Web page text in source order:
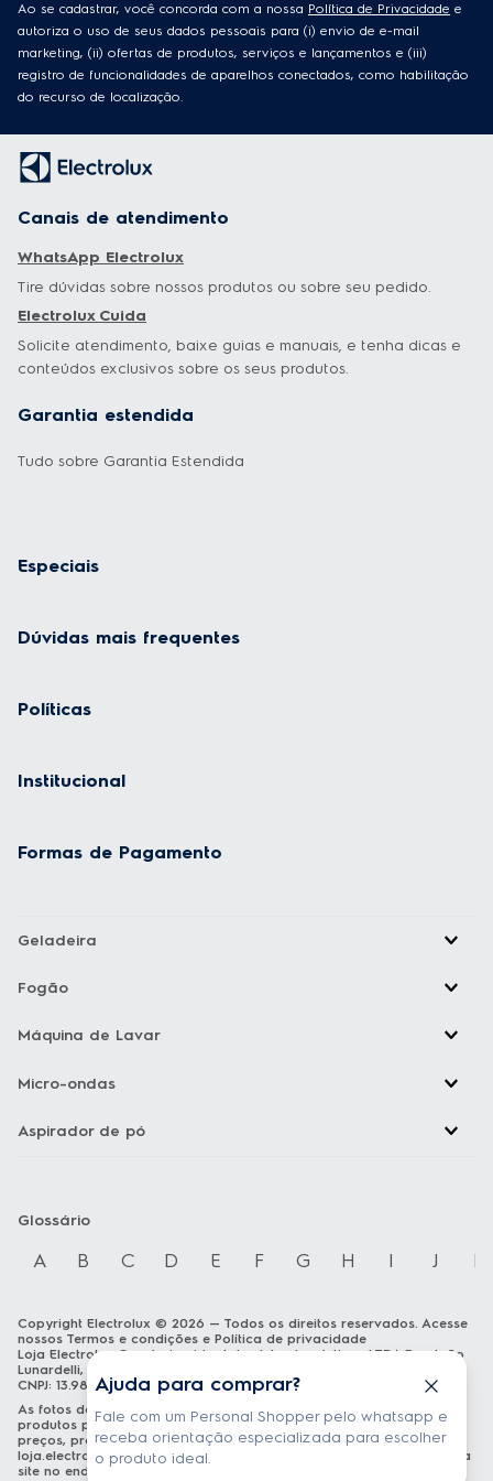
Ajuda para comprar?
Fale com um Personal Shopper pelo whatsapp e
receba orientação especializada para escolher
o produto ideal.
Ao se cadastrar, você concorda com a nossa Política de Privacidade e
autoriza o uso de seus dados pessoais para (i) envio de e-mail
marketing, (ii) ofertas de produtos, serviços e lançamentos e (iii)
registro de funcionalidades de aparelhos conectados, como habilitação
do recurso de localização.
Canais de atendimento
WhatsApp Electrolux
Tire dúvidas sobre nossos produtos ou sobre seu pedido.
Electrolux Cuida
Solicite atendimento, baixe guias e manuais, e tenha dicas e
conteúdos exclusivos sobre os seus produtos.
Garantia estendida
Tudo sobre Garantia Estendida
Especiais
Dúvidas mais frequentes
Políticas
Institucional
Formas de Pagamento
Geladeira
Fogão
Máquina de Lavar
Micro-ondas
Aspirador de pó
Glossário
A B C D E F G H I J K
Copyright Electrolux © 2026 — Todos os direitos reservados. Acesse
nossos Termos e condições e Política de privacidade
Loja Electrolux Comércio virtual de eletrodomésticos LTDA Rua João
Lunardelli, 2205 - Cidade Industrial - Curitiba - PR - CEP: 81460-100
CNPJ: 13.986.197/0001-21
As fotos dos produtos são meramente ilustrativas. A venda dos
produtos publicados está sujeita a disponibilidade de estoque. Os
preços, promoções e formas de pagamento publicados em
loja.electrolux.com.brestão válidos exclusivamente para compra via
site no endereço mencionado. As especificações técnicas e